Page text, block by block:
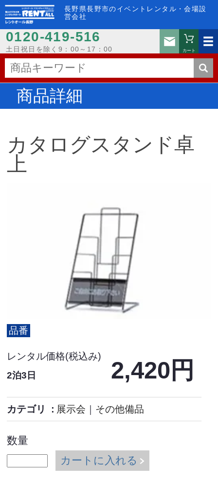
長野県長野市のイベントレンタル・会場設
営会社
0120-419-516
土日祝日を除く9：00～17：00
お問い
カート
商品詳細
カタログスタンド卓
上
品番
レンタル価格(税込み)
2泊3日 2,420円
カテゴリ 展示会 その他備品
数量
カートに入れる